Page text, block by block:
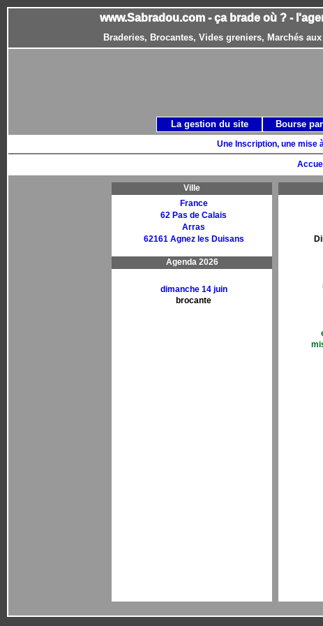
www.Sabradou.com - ça brade où ? -
Braderies, Brocantes, Vides greniers, Marchés
Une Inscription, une mise
Ville
France
62 Pas de Calais
Arras
62161 Agnez les Duisans
Agenda 2026
dimanche 14 juin
brocante
La gestion du site Bourse